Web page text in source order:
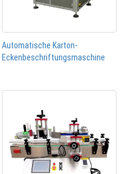
Automatische Karton-
Eckenbeschriftungsmaschine